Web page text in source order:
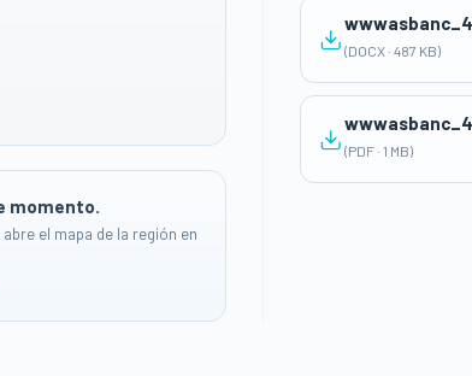
momento.
el mapa de la región en
(DOCX · 487 KB)
(PDF · 1 MB)